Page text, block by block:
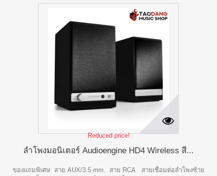
Reduced price!
ลำโพงมอนิเตอร์ Audioengine HD4 Wireless สี...
ของแถมพิเศษ สาย AUX/3.5 mm. สาย RCA สายเชื่อมต่อลำโพงซ้าย